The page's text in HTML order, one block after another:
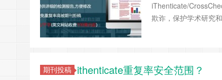
iThenticate/
欺诈，保护学术研究
期刊投稿 ithenticate重复率安全范围？